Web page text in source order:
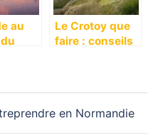
au
Le Crotoy que
faire : conseils
en Normandie